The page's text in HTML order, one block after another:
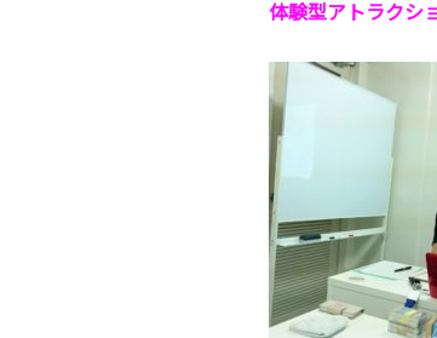
体験型アトラクシ